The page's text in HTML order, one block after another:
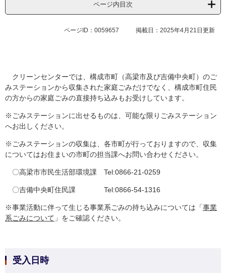
ページ内目次
ページID：0059657 掲載日：2025年4月21日更新
クリーンセンターでは、構成市町（高梁市及び吉備中央町）のご
みステーションから収集された家庭ごみだけでなく、構成市町住民
の方からの家庭ごみの直接持ち込みもお受けしています。
※ごみステーションに出せるものは、可能な限りごみステーション
へお出しください。
※ごみステーションの収集は、各市町が行っておりますので、収集
についてはお住まいの市町の担当課へお問い合わせください。
〇高梁市市民生活部環境課 Tel:0866-21-0259
〇吉備中央町住民課 Tel:0866-54-1316
※事業活動に伴って生じる事業系ごみの持ち込みについては「事業
系ごみについて 」をご確認ください。
受入日時